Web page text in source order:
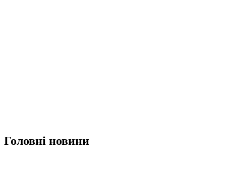
Головні новини